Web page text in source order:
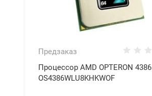
Предзаказ
Процессор AMD OPTERON 4386
OS4386WLU8KHKWOF